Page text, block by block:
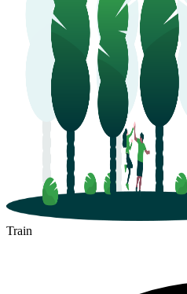
Train